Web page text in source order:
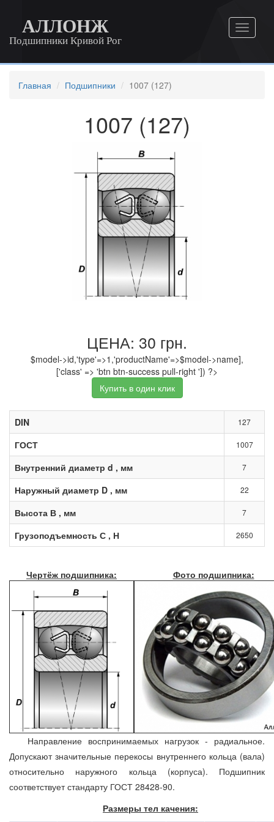
АЛЛОНЖ
Подшипники Кривой Рог
Главная Подшипники 1007 (127)
1007 (127)
ЦЕНА: 30 грн.
$model->id,'type'=>1,'productName'=>$model->name],
['class' => 'btn btn-success pull-right ']) ?>
Купить в один клик
DIN 127
ГОСТ 1007
Внутренний диаметр d , мм 7
Наружный диаметр D , мм 22
Высота В , мм 7
Грузоподъемность С , Н 2650
Чертёж подшипника: Фото подшипника:
Направление воспринимаемых нагрузок - радиальное.
Допускают значительные перекосы внутреннего кольца (вала)
относительно наружного кольца (корпуса). Подшипник
соответствует стандарту ГОСТ 28428-90.
Размеры тел качения: